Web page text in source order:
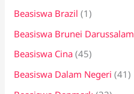
Beasiswa Brazil (1)
Beasiswa Brunei Darussalam
Beasiswa Cina (45)
Beasiswa Dalam Negeri (41)